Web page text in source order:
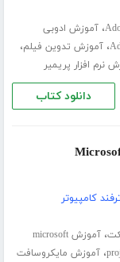
،آموزش ادوبی
،آموزش تدوین فیلم،
نرم افزار پریمیر
دانلود کتاب
کامپیوتر
،
آموزش microsoft
،آموزش مایکروسافت